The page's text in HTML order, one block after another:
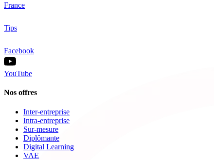
France
Tips
Facebook
YouTube
Nos offres
Inter-entreprise
Intra-entreprise
Sur-mesure
Diplômante
Digital Learning
VAE